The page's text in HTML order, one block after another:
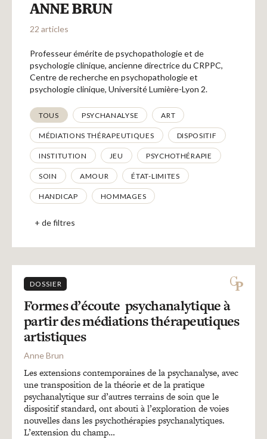
Revues
Colloque
Mon panier
ANNE BRUN
22 articles
Professeur émérite de psychopathologie et de
psychologie clinique, ancienne directrice du CRPPC,
Centre de recherche en psychopathologie et
psychologie clinique, Université Lumière-Lyon 2.
Thématiques
TOUS PSYCHANALYSE ART
MÉDIATIONS THÉRAPEUTIQUES DISPOSITIF
INSTITUTION JEU PSYCHOTHÉRAPIE
SOIN AMOUR ÉTAT-LIMITES
HANDICAP HOMMAGES
+ de filtres
DOSSIER
Formes d’écoute psychanalytique à
partir des médiations thérapeutiques
artistiques
Anne Brun
Les extensions contemporaines de la psychanalyse, avec
une transposition de la théorie et de la pratique
psychanalytique sur d’autres terrains de soin que le
dispositif standard, ont abouti à l’exploration de voies
nouvelles dans les psychothérapies psychanalytiques.
L’extension du champ…